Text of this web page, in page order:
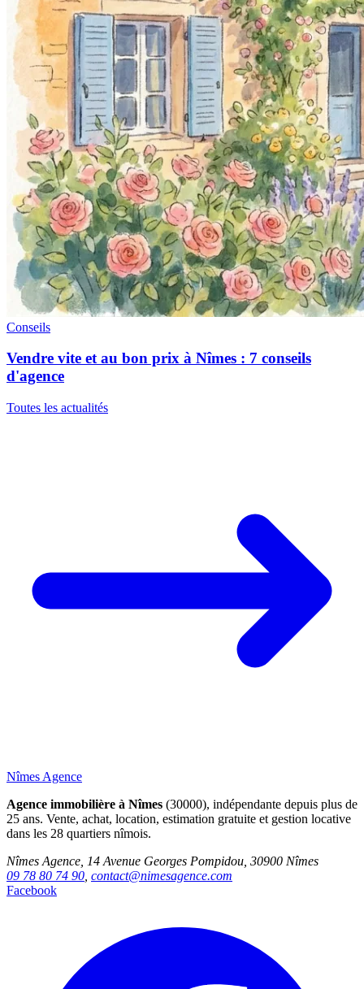
Conseils
Vendre vite et au bon prix à Nîmes : 7 conseils
d'agence
Toutes les actualités
Nîmes Agence
Agence immobilière à Nîmes (30000), indépendante depuis plus de
25 ans. Vente, achat, location, estimation gratuite et gestion locative
dans les 28 quartiers nîmois.
Nîmes Agence, 14 Avenue Georges Pompidou, 30900 Nîmes
09 78 80 74 90 contact@nimesagence.com
Facebook